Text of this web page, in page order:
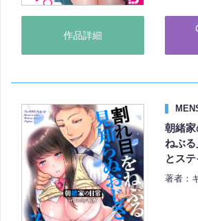
作品詳細
朝緒
ねぶ
とス
著者：